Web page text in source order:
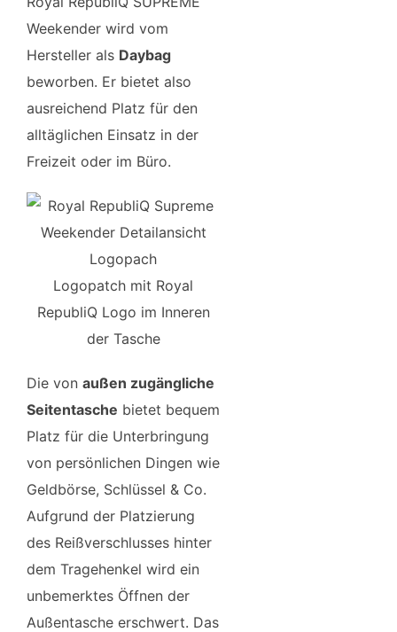
Weekender wird vom
Hersteller als Daybag
beworben. Er bietet also
ausreichend Platz für den
alltäglichen Einsatz in der
Freizeit oder im Büro.
Logopatch mit Royal
RepubliQ Logo im Inneren
der Tasche
Die von außen zugängliche
Seitentasche bietet bequem
Platz für die Unterbringung
von persönlichen Dingen wie
Geldbörse, Schlüssel & Co.
Aufgrund der Platzierung
des Reißverschlusses hinter
dem Tragehenkel wird ein
unbemerktes Öffnen der
Außentasche erschwert. Das